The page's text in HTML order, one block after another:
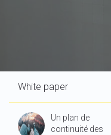
White paper
Un plan de
continuité des